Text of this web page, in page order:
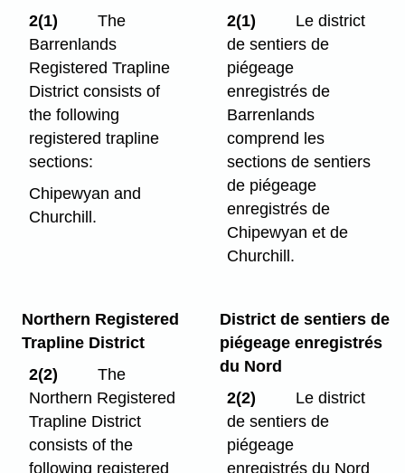
2(1)
The
Barrenlands
Registered Trapline
District consists of
the following
registered trapline
sections:
Chipewyan and
Churchill.
2(1)
Le district
de sentiers de
piégeage
enregistrés de
Barrenlands
comprend les
sections de sentiers
de piégeage
enregistrés de
Chipewyan et de
Churchill.
Northern Registered
Trapline District
2(2)
The
Northern Registered
Trapline District
consists of the
following registered
District de sentiers de
piégeage enregistrés
du Nord
2(2)
Le district
de sentiers de
piégeage
enregistrés du Nord